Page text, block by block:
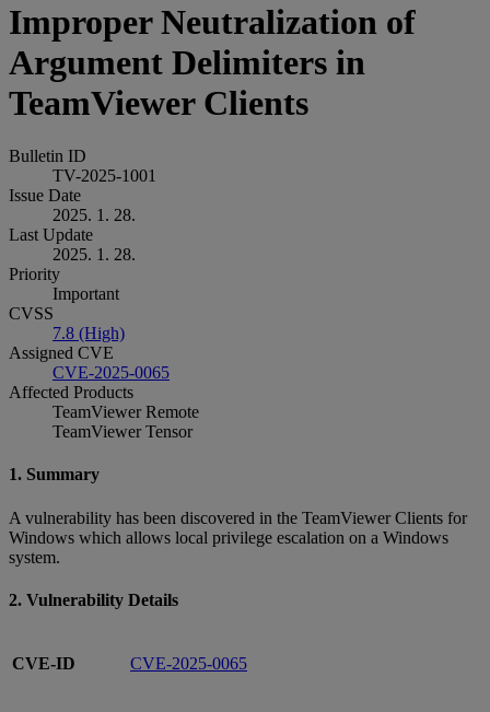
Improper Neutralization of
Argument Delimiters in
TeamViewer Clients
Bulletin ID
TV-2025-1001
Issue Date
2025. 1. 28.
Last Update
2025. 1. 28.
Priority
Important
CVSS
7.8 (High)
Assigned CVE
CVE-2025-0065
Affected Products
TeamViewer Remote
TeamViewer Tensor
1. Summary
A vulnerability has been discovered in the TeamViewer Clients for
Windows which allows local privilege escalation on a Windows
system.
2. Vulnerability Details
CVE-ID CVE-2025-0065